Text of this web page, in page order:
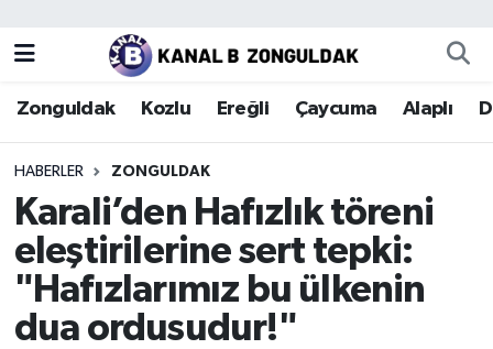
Zonguldak Kozlu Ereğli Çaycuma Alaplı
HABERLER ZONGULDAK
Karali’den Hafızlık töreni
eleştirilerine sert tepki:
"Hafızlarımız bu ülkenin
dua ordusudur!"
Zonguldak
Kozlu
Ereğli
Çaycuma
Alaplı
Zonguldak Nöbetçi Eczaneler
Zonguldak Hava Durumu
Zonguldak Trafik Yoğunluk Haritası
Puan Durumu ve Fikstür
Tüm Manşetler